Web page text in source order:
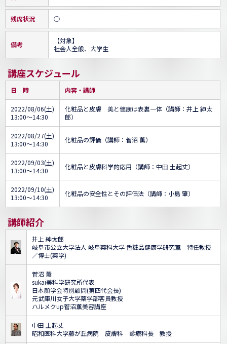
残席状況 ○
備考
【対象】
社会人全般、大学生
講座スケジュール
日 時 内容・講師
2022/08/06(土)
13:00～14:30
化粧品と皮膚 美と健康は表裏一体（講師：井上 紳太
郎）
2022/08/27(土)
13:00～14:30
化粧品の評価（講師：菅沼 薫）
2022/09/03(土)
13:00～14:30
化粧品と皮膚科学的応用（講師：中田 土起丈）
2022/09/10(土)
13:00～14:30
化粧品の安全性とその評価法（講師：小島 肇）
講師紹介
井上 紳太郎
岐阜市公立大学法人 岐阜薬科大学 香粧品健康学研究室 特任教授
／博士(薬学)
菅沼 薫
sukai美科学研究所代表
日本顔学会特別顧問(第四代会長)
元武庫川女子大学薬学部客員教授
ハルメクup菅沼薫美容講座
中田 土起丈
昭和医科大学藤が丘病院 皮膚科 診療科長 教授